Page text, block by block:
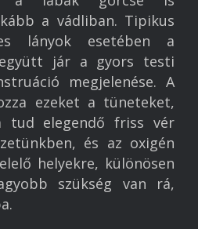
a vádliban. Tipikus
lányok esetében a
jár a gyors testi
megjelenése. A
ezeket a tüneteket,
tud elegendő friss vér
és az oxigén
helyekre, különösen
szükség van rá,